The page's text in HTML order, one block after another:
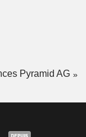
Pyramid AG